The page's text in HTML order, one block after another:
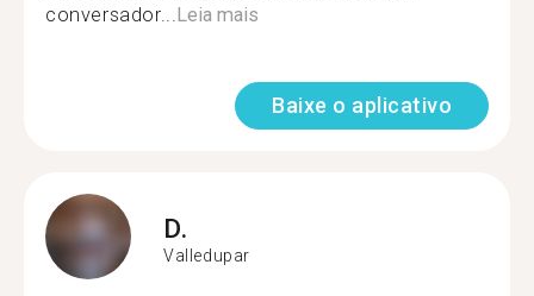
conversador...Leia mais
Baixe o aplicativo
D.
Valledupar